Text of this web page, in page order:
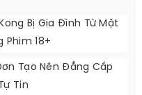
Bị Gia Đình Từ Mặt
Phim 18+
Tạo Nên Đẳng Cấp
Tin